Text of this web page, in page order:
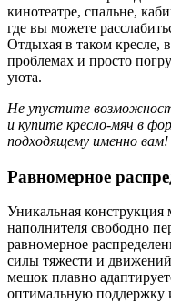
кинотеатре, спальне,
где вы можете
Отдыхая в таком кресле,
проблемах и просто
уюта.
Не упустите
и купите кресло-мяч в
подходящему именно вам!
Равномерное
Уникальная конструкция
наполнителя свободно
равномерное
силы тяжести и
мешок плавно
оптимальную поддержку